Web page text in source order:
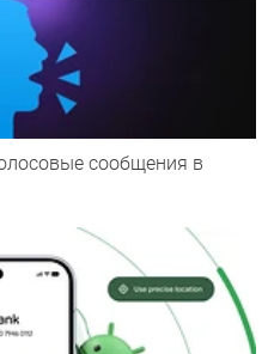
сообщения в